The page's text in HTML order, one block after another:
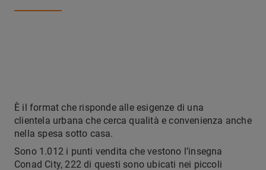
È il format che risponde alle esigenze di una
clientela urbana che cerca qualità e convenienza anche
nella spesa sotto casa.
Sono 1.012 i punti vendita che vestono l’insegna
Conad City, 222 di questi sono ubicati nei piccoli